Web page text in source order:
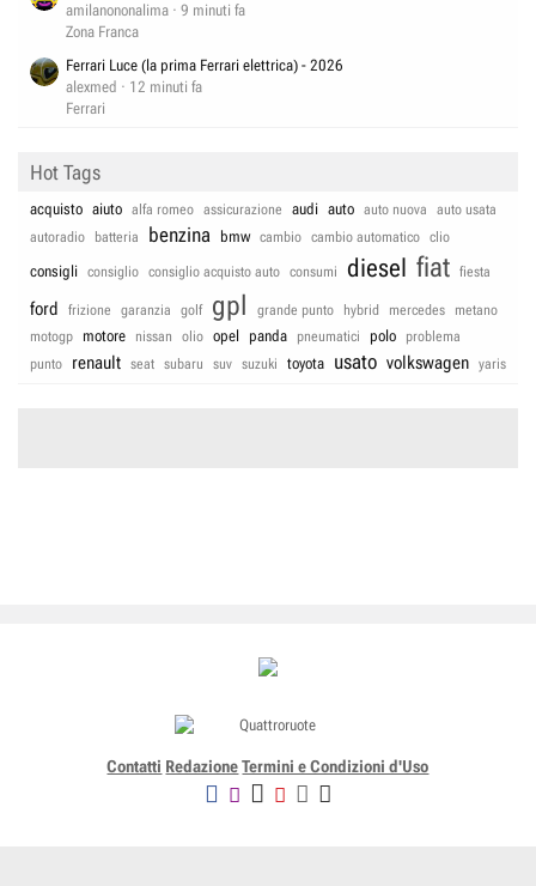
amilanononalima
9 minuti fa
Zona Franca
Ferrari Luce (la prima Ferrari elettrica) - 2026
alexmed
12 minuti fa
Ferrari
Hot Tags
acquisto aiuto alfa romeo assicurazione audi auto auto nuova
auto usata
autoradio
batteria benzina bmw cambio cambio automatico clio
consigli consiglio consiglio acquisto auto consumi diesel fiat fiesta
ford frizione garanzia golf gpl grande punto hybrid mercedes
metano
motogp
motore nissan olio opel panda pneumatici polo
problema
punto
renault seat subaru suv suzuki toyota usato volkswagen yaris
Contatti Redazione Termini e Condizioni d'Uso